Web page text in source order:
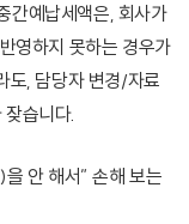
간예납세액은, 회사가
영하지 못하는 경우가
도, 담당자 변경/자료
습니다.
안 해서” 손해 보는